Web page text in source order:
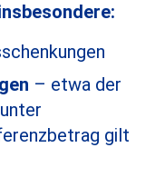
– etwa der
gilt